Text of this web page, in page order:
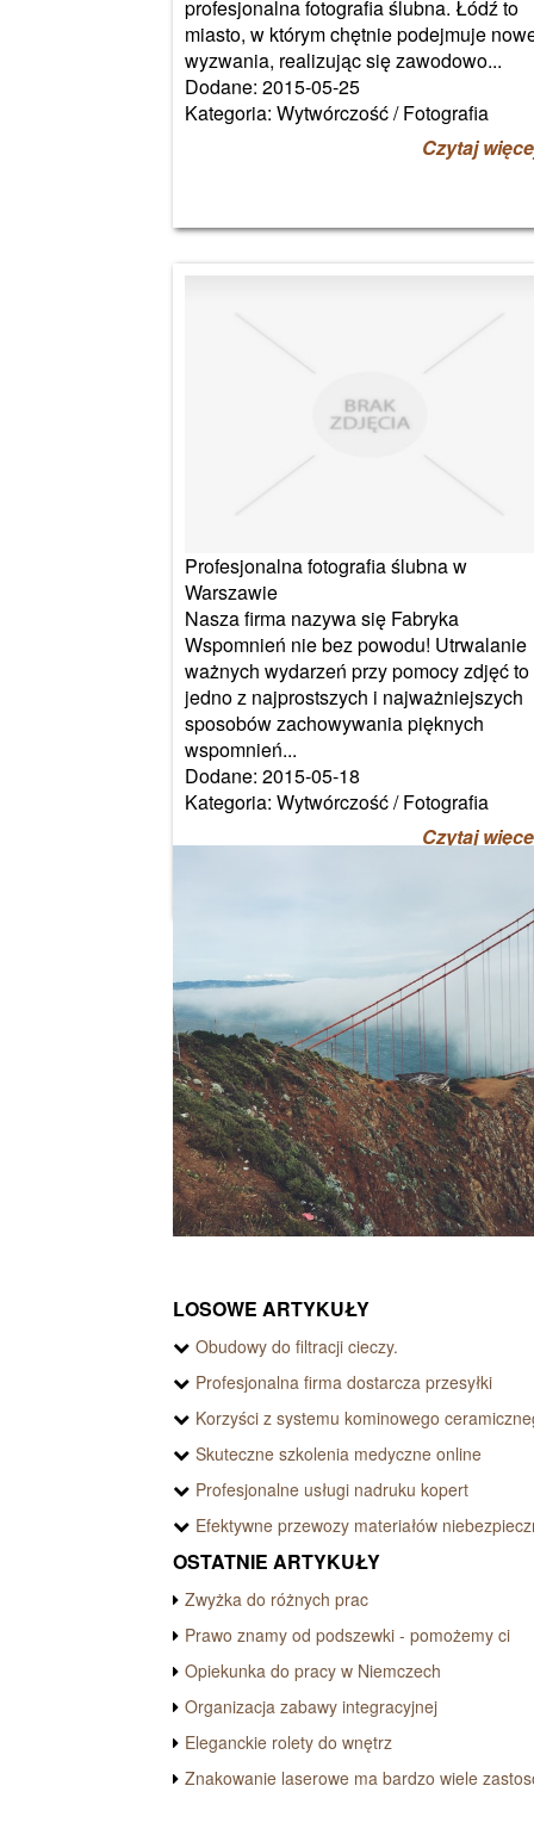
profesjonalna fotografia ślubna. Łódź to
miasto, w którym chętnie podejmuje
wyzwania, realizując się zawodowo...
Dodane: 2015-05-25
Kategoria: Wytwórczość / Fotografia
Czytaj
Profesjonalna fotografia ślubna w
Warszawie
Nasza firma nazywa się Fabryka
Wspomnień nie bez powodu! Utrwalanie
ważnych wydarzeń przy pomocy zdjęć to
jedno z najprostszych i najważniejszych
sposobów zachowywania pięknych
wspomnień...
Dodane: 2015-05-18
Kategoria: Wytwórczość / Fotografia
Czytaj
LOSOWE ARTYKUŁY
Obudowy do filtracji cieczy.
Profesjonalna firma dostarcza przesyłki
Korzyści z systemu kominowego
Skuteczne szkolenia medyczne online
Profesjonalne usługi nadruku kopert
Efektywne przewozy materiałów
OSTATNIE ARTYKUŁY
Zwyżka do różnych prac
Prawo znamy od podszewki - pomożemy ci
Opiekunka do pracy w Niemczech
Organizacja zabawy integracyjnej
Eleganckie rolety do wnętrz
Znakowanie laserowe ma bardzo wiele